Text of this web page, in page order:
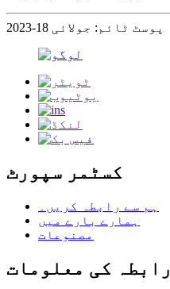
پوسٹ ٹائم: جولائی 18-2023
کسٹمر سپورٹ
ہم سے رابطہ کریں۔
ہمارے بارے میں
مصنوعات
رابطہ کی معلومات